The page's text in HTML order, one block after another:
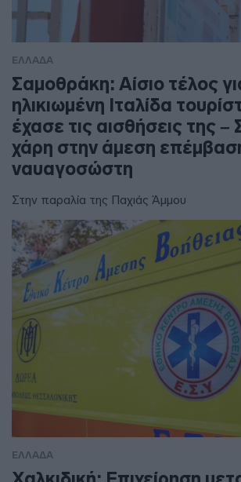
ΕΛΛΑΔΑ
Σαμοθράκη: Αίσιο τέλος
ηλικιωμένη Ιταλίδα
έχασε τις αισθήσεις της –
χάρη στην άμεση
ναυαγοσώστη
Στην παραλία της Παχιάς Άμμου
ΕΛΛΑΔΑ